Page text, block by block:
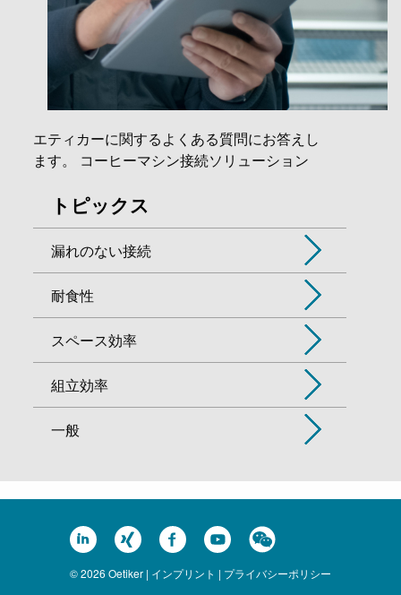
エティカーに関するよくある質問にお答えし
ます。 コーヒーマシン接続ソリューション
トピックス
漏れのない接続
耐食性
スペース効率
組立効率
一般
© 2026 Oetiker | インプリント | プライバシーポリシー